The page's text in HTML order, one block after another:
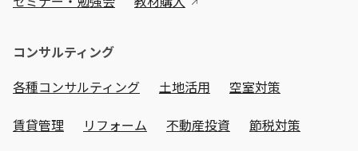
コンサルティング
各種コンサルティング
土地活用 空室対策
賃貸管理 リフォーム 不動産投資 節税対策